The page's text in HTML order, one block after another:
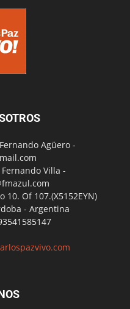
Agüero -
Villa -
10. Of 107.(X5152EYN)
- Argentina